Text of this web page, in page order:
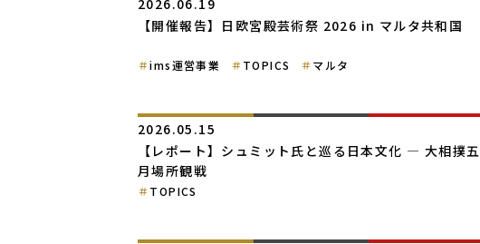
【開催報告】日欧宮殿芸術祭 2026 in マルタ共和国
ims運営事業 TOPICS マルタ
2026.05.15
【レポート】シュミット氏と巡る日本文化 ― 大相撲五
月場所観戦
TOPICS